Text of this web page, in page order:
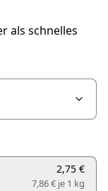
als schnelles
2,75 €
7,86 € je 1 kg